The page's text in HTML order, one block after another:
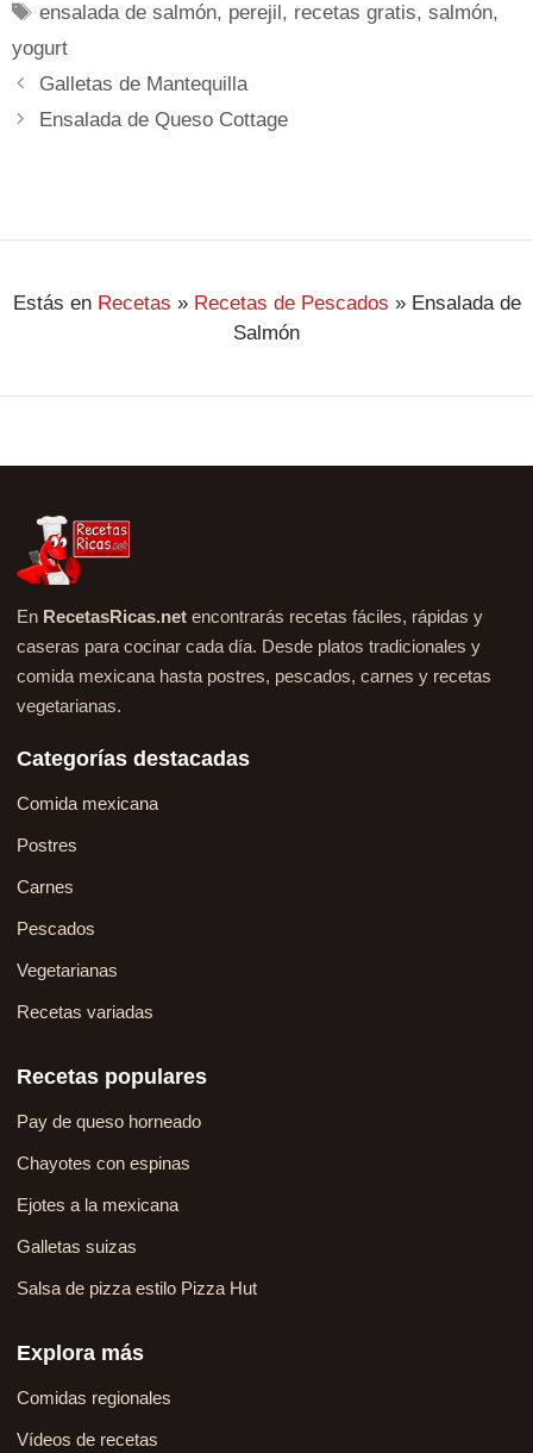
ensalada de salmón, perejil , recetas gratis,salmón,
yogurt
Galletas de Mantequilla
Ensalada de Queso Cottage
Estás en Recetas » Recetas de Pescados » Ensalada de
Salmón
En RecetasRicas.net encontrarás recetas fáciles, rápidas y
caseras para cocinar cada día. Desde platos tradicionales y
comida mexicana hasta postres, pescados, carnes y recetas
vegetarianas.
Categorías destacadas
Comida mexicana
Postres
Carnes
Pescados
Vegetarianas
Recetas variadas
Recetas populares
Pay de queso horneado
Chayotes con espinas
Ejotes a la mexicana
Galletas suizas
Salsa de pizza estilo Pizza Hut
Explora más
Comidas regionales
Vídeos de recetas